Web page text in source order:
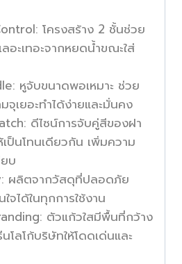
โครงสร้าง 2 ชั้นช่วย
ลอะเทอะจากหยดน้ำขณะใส่
หูจับขนาดพอเหมาะ ช่วย
จุเยอะทำได้ง่ายและมั่นคง
ดีไซน์การจับคู่สีของฝา
ป็นโทนเดียวกัน เพิ่มความ
บ
ผลิตจากวัสดุที่ปลอดภัย
จได้ในทุกการใช้งาน
ตัวแก้วใสมีพื้นที่กว้าง
โลโก้บริษัทให้โดดเด่นและ